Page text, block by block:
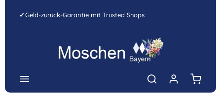
Zum Hauptinhalt springen
✓Geld-zurück-Garantie mit Trusted Shops